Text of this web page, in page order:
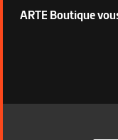
ARTE Boutique